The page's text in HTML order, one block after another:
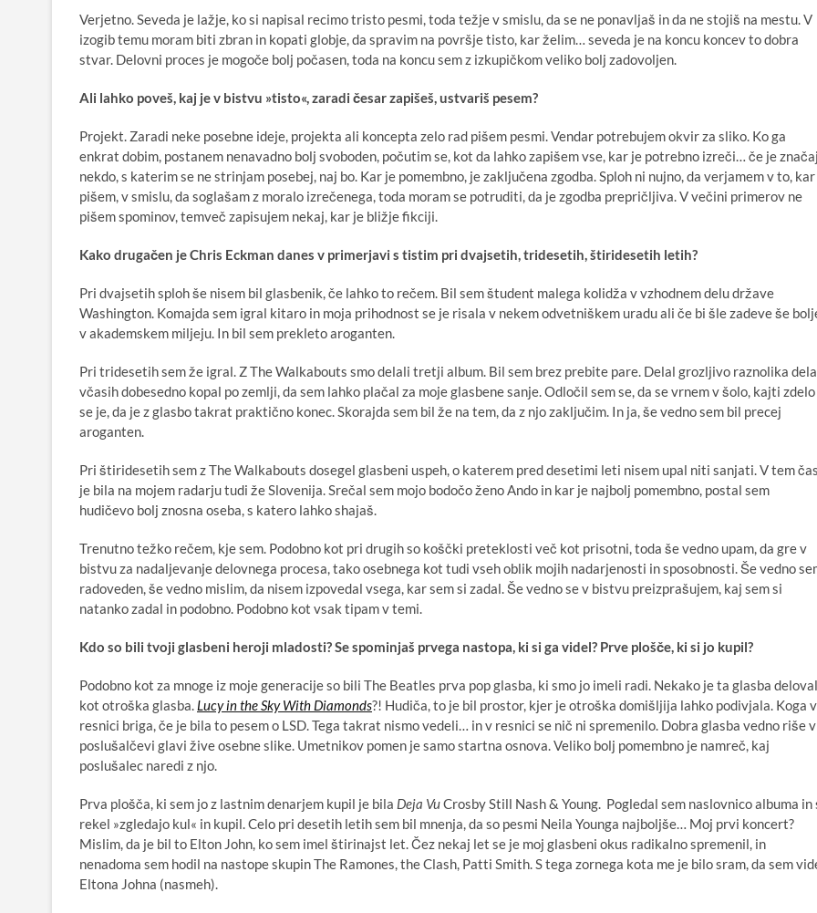
Verjetno. Seveda je lažje, ko si napisal recimo tristo pesmi, toda težje v smislu, da se ne ponavljaš in da ne stojiš na mestu. V
izogib temu moram biti zbran in kopati globje, da spravim na površje tisto, kar želim… seveda je na koncu koncev to dobra
stvar. Delovni proces je mogoče bolj počasen, toda na koncu sem z izkupičkom veliko bolj zadovoljen.
Ali lahko poveš, kaj je v bistvu »tisto«, zaradi česar zapišeš, ustvariš pesem?
Projekt. Zaradi neke posebne ideje, projekta ali koncepta zelo rad pišem pesmi. Vendar potrebujem okvir za sliko. Ko ga
enkrat dobim, postanem nenavadno bolj svoboden, počutim se, kot da lahko zapišem vse, kar je potrebno izreči… če je značaj
nekdo, s katerim se ne strinjam posebej, naj bo. Kar je pomembno, je zaključena zgodba. Sploh ni nujno, da verjamem v to, kar
pišem, v smislu, da soglašam z moralo izrečenega, toda moram se potruditi, da je zgodba prepričljiva. V večini primerov ne
pišem spominov, temveč zapisujem nekaj, kar je bližje fikciji.
Kako drugačen je Chris Eckman danes v primerjavi s tistim pri dvajsetih, tridesetih, štiridesetih letih?
Pri dvajsetih sploh še nisem bil glasbenik, če lahko to rečem. Bil sem študent malega kolidža v vzhodnem delu države
Washington. Komajda sem igral kitaro in moja prihodnost se je risala v nekem odvetniškem uradu ali če bi šle zadeve še
v akademskem miljeju. In bil sem prekleto aroganten.
Pri tridesetih sem že igral. Z The Walkabouts smo delali tretji album. Bil sem brez prebite pare. Delal grozljivo raznolika
včasih dobesedno kopal po zemlji, da sem lahko plačal za moje glasbene sanje. Odločil sem se, da se vrnem v šolo, kajti zdelo
se je, da je z glasbo takrat praktično konec. Skorajda sem bil že na tem, da z njo zaključim. In ja, še vedno sem bil precej
aroganten.
Pri štiridesetih sem z The Walkabouts dosegel glasbeni uspeh, o katerem pred desetimi leti nisem upal niti sanjati. V tem
je bila na mojem radarju tudi že Slovenija. Srečal sem mojo bodočo ženo Ando in kar je najbolj pomembno, postal sem
hudičevo bolj znosna oseba, s katero lahko shajaš.
Trenutno težko rečem, kje sem. Podobno kot pri drugih so koščki preteklosti več kot prisotni, toda še vedno upam, da gre v
bistvu za nadaljevanje delovnega procesa, tako osebnega kot tudi vseh oblik mojih nadarjenosti in sposobnosti. Še vedno
radoveden, še vedno mislim, da nisem izpovedal vsega, kar sem si zadal. Še vedno se v bistvu preizprašujem, kaj sem si
natanko zadal in podobno. Podobno kot vsak tipam v temi.
Kdo so bili tvoji glasbeni heroji mladosti? Se spominjaš prvega nastopa, ki si ga videl? Prve plošče, ki si jo kupil?
Podobno kot za mnoge iz moje generacije so bili The Beatles prva pop glasba, ki smo jo imeli radi. Nekako je ta glasba
kot otroška glasba. Lucy in the Sky With Diamonds?! Hudiča, to je bil prostor, kjer je otroška domišljija lahko podivjala. Koga v
resnici briga, če je bila to pesem o LSD. Tega takrat nismo vedeli… in v resnici se nič ni spremenilo. Dobra glasba vedno riše v
poslušalčevi glavi žive osebne slike. Umetnikov pomen je samo startna osnova. Veliko bolj pomembno je namreč, kaj
poslušalec naredi z njo.
Prva plošča, ki sem jo z lastnim denarjem kupil je bila Deja VuCrosby Still Nash & Young. Pogledal sem naslovnico albuma in
rekel »zgledajo kul« in kupil. Celo pri desetih letih sem bil mnenja, da so pesmi Neila Younga najboljše… Moj prvi koncert?
Mislim, da je bil to Elton John, ko sem imel štirinajst let. Čez nekaj let se je moj glasbeni okus radikalno spremenil, in
nenadoma sem hodil na nastope skupinThe Ramones, the Clash, Patti Smith. S tega zornega kota me je bilo sram, da sem
Eltona Johna (nasmeh).